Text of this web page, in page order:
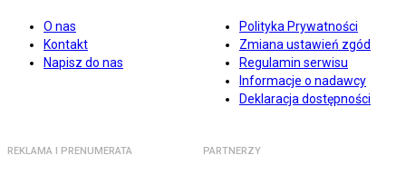
O nas
Kontakt
Napisz do nas
Polityka Prywatności
Zmiana ustawień zgód
Regulamin serwisu
Informacje o nadawcy
Deklaracja dostępności
REKLAMA I PRENUMERATA PARTNERZY